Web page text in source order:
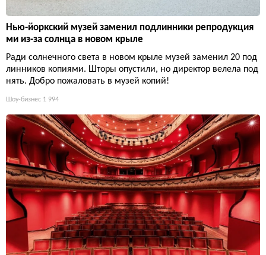
Нью-йоркский музей заменил подлинники репродукция
ми из-за солнца в новом крыле
Ради солнечного света в новом крыле музей заменил 20 под
линников копиями. Шторы опустили, но директор велела под
нять. Добро пожаловать в музей копий!
Шоу-бизнес 1 994